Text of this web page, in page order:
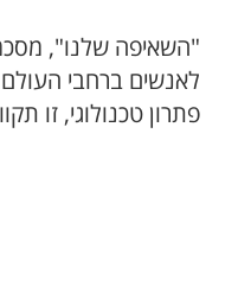
"השאיפה שלנו",
לאנשים ברחבי
פתרון טכנולוגי, זו